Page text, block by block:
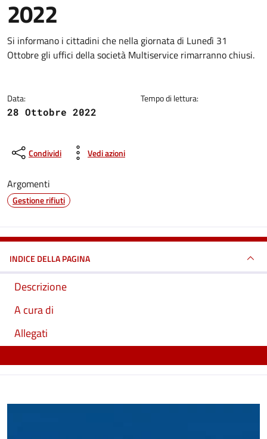
2022
Dettagli della notizia
Si informano i cittadini che nella giornata di Lunedì 31
Ottobre gli uffici della società Multiservice rimarranno chiusi.
Data:
28 Ottobre 2022
Tempo di lettura:
Condividi Vedi azioni
Argomenti
Gestione rifiuti
INDICE DELLA PAGINA
Descrizione
A cura di
Allegati